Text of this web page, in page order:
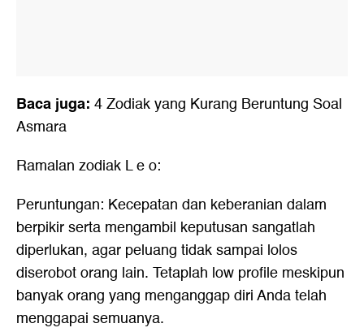
Baca juga: 4 Zodiak yang Kurang Beruntung Soal
Asmara
Ramalan zodiak L e o:
Peruntungan: Kecepatan dan keberanian dalam
berpikir serta mengambil keputusan sangatlah
diperlukan, agar peluang tidak sampai lolos
diserobot orang lain. Tetaplah low profile meskipun
banyak orang yang menganggap diri Anda telah
menggapai semuanya.